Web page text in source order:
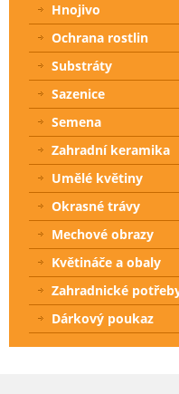
Hnojivo
Ochrana rostlin
Substráty
Sazenice
Semena
Zahradní keramika
Umělé květiny
Okrasné trávy
Mechové obrazy
Květináče a obaly
Zahradnické
Dárkový poukaz